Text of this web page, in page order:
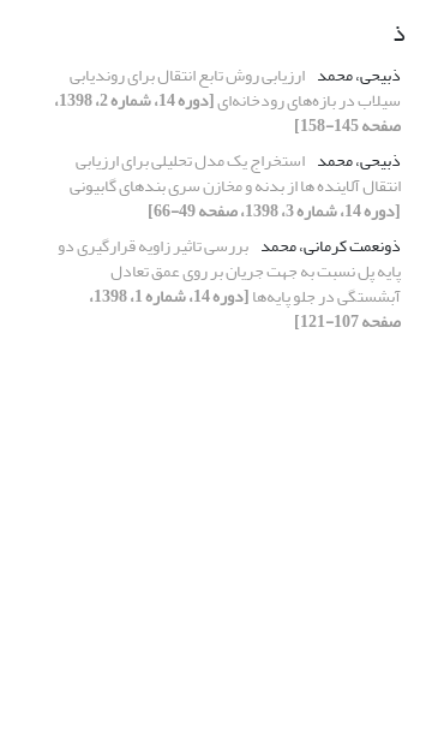
ذ
ذبیحی، محمد ارزیابی روش تابع انتقال برای روندیابی
سیلاب در بازه‌های رودخانه‌ای [دوره 14، شماره 2، 1398،
صفحه 145-158]
ذبیحی، محمد استخراج یک مدل تحلیلی برای ارزیابی
انتقال آلاینده ها از بدنه و مخازن سری بندهای گابیونی
[دوره 14، شماره 3، 1398، صفحه 49-66]
ذونعمت کرمانی، محمد بررسی تاثیر زاویه قرارگیری دو
پایه پل نسبت به جهت جریان بر روی عمق تعادل
آبشستگی در جلو پایه‌ها [دوره 14، شماره 1، 1398،
صفحه 107-121]